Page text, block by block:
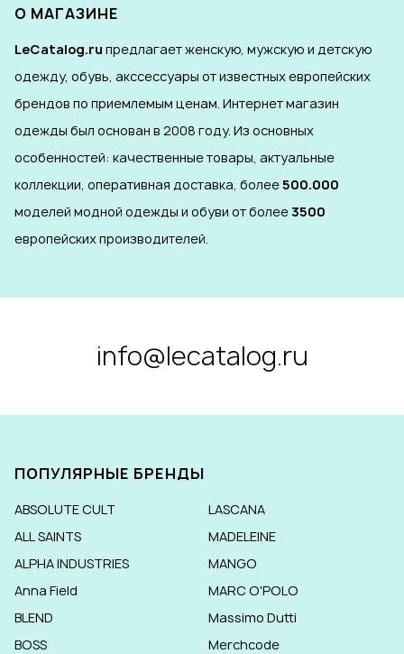
О МАГАЗИНЕ
LeCatalog.ru предлагает женскую, мужскую и детскую
одежду, обувь, акссессуары от известных европейских
брендов по приемлемым ценам. Интернет магазин
одежды был основан в 2008 году. Из основных
особенностей: качественные товары, актуальные
коллекции, оперативная доставка, более500.000
моделей модной одежды и обуви от более3500
европейских производителей.
info@lecatalog.ru
ПОПУЛЯРНЫЕ БРЕНДЫ
ABSOLUTE CULT
ALL SAINTS
ALPHA INDUSTRIES
Anna Field
BLEND
BOSS
LASCANA
MADELEINE
MANGO
MARC O'POLO
Massimo Dutti
Merchcode